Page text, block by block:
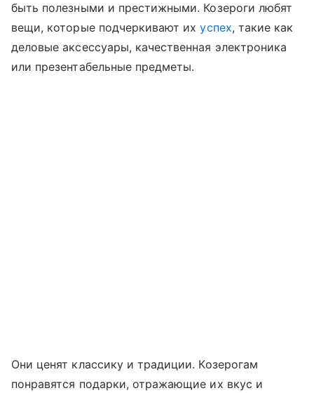
быть полезными и престижными. Козероги любят
вещи, которые подчеркивают ихуспех, такие как
деловые аксессуары, качественная электроника
или презентабельные предметы.
Они ценят классику и традиции. Козерогам
понравятся подарки, отражающие их вкус и